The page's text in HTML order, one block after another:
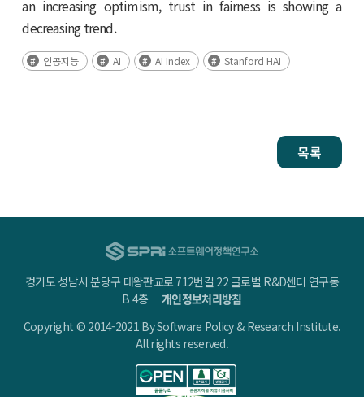
an increasing optimism, trust in fairness is showing a
decreasing trend.
인공지능 AI AI Index Stanford HAI
목록
경기도 성남시 분당구 대왕판교로 712번길 22 글로벌 R&D센터 연구동
B 4층개인정보처리방침
Copyright © 2014-2021 By Software Policy & Research Institute.
All rights reserved.